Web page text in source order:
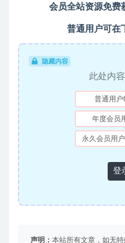
会员全站资源免费
普通用户可在
隐藏内容
此处内
普通用户
年度会员
永久会员用户
登
声明： 本站所有文章，如无